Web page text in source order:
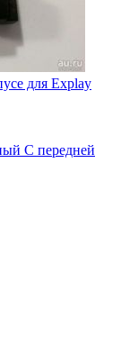
для Explay
C передней